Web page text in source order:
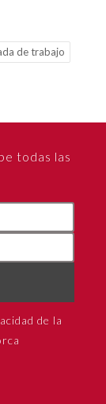
de trabajo
todas las
de la